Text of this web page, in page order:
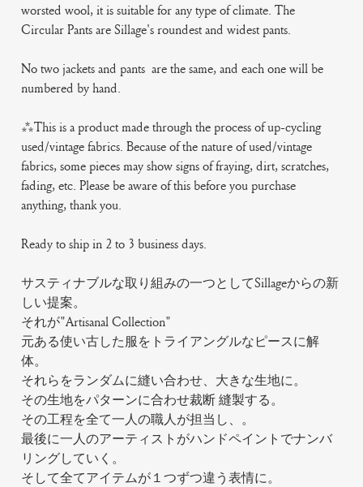
worsted wool, it is suitable for any type of climate. The
Circular Pants are Sillage's roundest and widest pants.
No two jackets and pants are the same, and each one will be
numbered by hand.
***This is a product made through the process of up-cycling
used/vintage fabrics. Because of the nature of used/vintage
fabrics, some pieces may show signs of fraying, dirt, scratches,
fading, etc. Please be aware of this before you purchase
anything, thank you.
Ready to ship in 2 to 3 business days.
サスティナブルな取り組みの一つとしてSillageからの新
しい提案。
それが"Artisanal Collection"
元ある使い古した服をトライアングルなピースに解
体。
それらをランダムに縫い合わせ、大きな生地に。
その生地をパターンに合わせ裁断 縫製する。
その工程を全て一人の職人が担当し、。
最後に一人のアーティストがハンドペイントでナンバ
リングしていく。
そして全てアイテムが１つずつ違う表情に。